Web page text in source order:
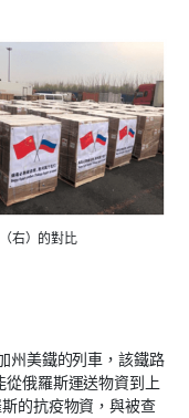
右）的對比
州美鐵的列車，該鐵路
從俄羅斯運送物資到上
的抗疫物資，與被查